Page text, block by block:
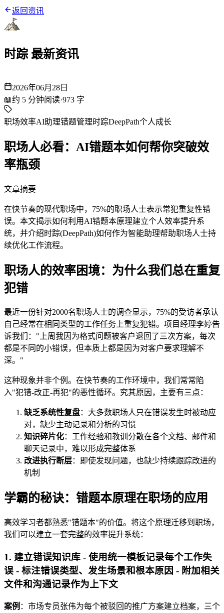
返回资讯
时踪 最新资讯
2026年06月28日
📖约 5 分钟阅读·973 字
职场效率AI助理错题管理时踪DeepPath个人成长
职场人必看：AI错题本如何帮你突破效
率瓶颈
文章摘要
在快节奏的现代职场中，75%的职场人士表示常犯重复性错
误。本文揭示如何利用AI错题本原理建立个人效率提升系
统，并介绍时踪(DeepPath)如何作为智能助理帮助职场人士持
续优化工作流程。
职场人的效率困境：为什么我们总在重复
犯错
最近一份针对2000名职场人士的调查显示，75%的受访者承认
自己经常在相同类型的工作任务上重复犯错。项目经理李婷告
诉我们："上周我因为格式问题被客户退回了三次方案，每次
都是不同的小错误，但本质上都是因为对客户要求理解不
深。"
这种现象并非个例。在快节奏的工作环境中，我们常常陷
入"犯错-改正-再犯"的恶性循环。究其原因，主要有三点：
缺乏系统性复盘：大多数职场人只在错误发生时被动应
对，缺少主动记录和分析的习惯
知识碎片化：工作经验和教训分散在各个文档、邮件和
聊天记录中，难以形成完整体系
改进执行断层：即使发现问题，也缺少持续跟踪改进的
机制
学霸的秘诀：错题本原理在职场的应用
高效学习者都熟悉"错题本"的价值。将这个原理迁移到职场，
我们可以建立一套完整的效率提升系统：
1. 建立错误知识库 - 使用统一模板记录每个工作失
误 - 标注错误类型、发生场景和根本原因 - 附加相关
文件和沟通记录作为上下文
案例 ：市场专员张伟为每个被驳回的推广方案建立档案，三个